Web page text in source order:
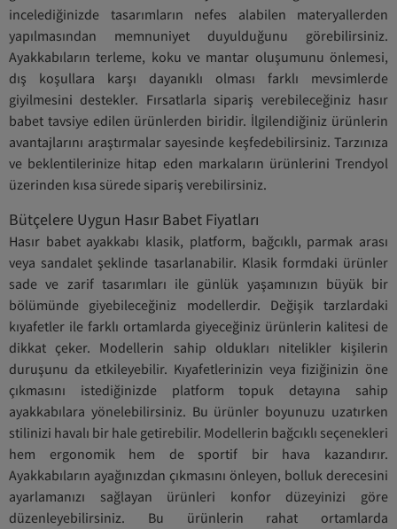
incelediğinizde tasarımların nefes alabilen materyallerden
yapılmasından memnuniyet duyulduğunu görebilirsiniz.
Ayakkabıların terleme, koku ve mantar oluşumunu önlemesi,
dış koşullara karşı dayanıklı olması farklı mevsimlerde
giyilmesini destekler. Fırsatlarla sipariş verebileceğiniz hasır
babet tavsiye edilen ürünlerden biridir. İlgilendiğiniz ürünlerin
avantajlarını araştırmalar sayesinde keşfedebilirsiniz. Tarzınıza
ve beklentilerinize hitap eden markaların ürünlerini Trendyol
üzerinden kısa sürede sipariş verebilirsiniz.
Bütçelere Uygun Hasır Babet Fiyatları
Hasır babet ayakkabı klasik, platform, bağcıklı, parmak arası
veya sandalet şeklinde tasarlanabilir. Klasik formdaki ürünler
sade ve zarif tasarımları ile günlük yaşamınızın büyük bir
bölümünde giyebileceğiniz modellerdir. Değişik tarzlardaki
kıyafetler ile farklı ortamlarda giyeceğiniz ürünlerin kalitesi de
dikkat çeker. Modellerin sahip oldukları nitelikler kişilerin
duruşunu da etkileyebilir. Kıyafetlerinizin veya fiziğinizin öne
çıkmasını istediğinizde platform topuk detayına sahip
ayakkabılara yönelebilirsiniz. Bu ürünler boyunuzu uzatırken
stilinizi havalı bir hale getirebilir. Modellerin bağcıklı seçenekleri
hem ergonomik hem de sportif bir hava kazandırır.
Ayakkabıların ayağınızdan çıkmasını önleyen, bolluk derecesini
ayarlamanızı sağlayan ürünleri konfor düzeyinizi göre
düzenleyebilirsiniz. Bu ürünlerin rahat ortamlarda